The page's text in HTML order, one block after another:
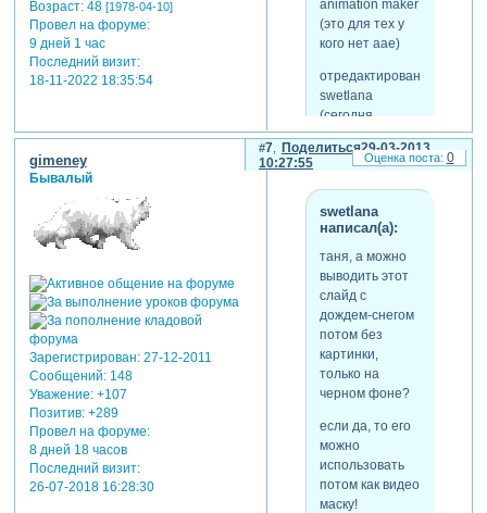
Возраст:48 [1978-04-10]
Провел на форуме:
9 дней 1 час
Последний визит:
18-11-2022 18:35:54
animation maker
(это для тех у
кого нет аае)
отредактировано
swetlana
(сегодня
19:52:40)
сегодня 19:41:52
swetlana,может снег и
можно вывести,у меня
программа не
работает.буду сегодня
переустанавливать.
отредактировано nika 15
(28-03-2013 05:20:56)
Поделиться
7
29-03-2013
10:27:55
gimeney
Бывалый
Зарегистрирован: 27-12-2011
Сообщений:148
Уважение: +107
Позитив: +289
Провел на форуме:
8 дней 18 часов
Последний визит:
26-07-2018 16:28:30
swetlana
написал(а):
таня, а можно
выводить этот
слайд с
дождем-снегом
потом без
картинки,
только на
черном фоне?
если да, то его
можно
использовать
потом как видео
маску!
0